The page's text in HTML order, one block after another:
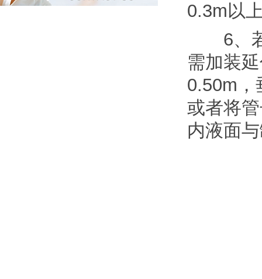
0.3m以
6、若
需加装
0.50m，
或者将
内液面